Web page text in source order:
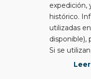
expedición,
histórico.
utilizadas
disponible),
Si se
equipo. La